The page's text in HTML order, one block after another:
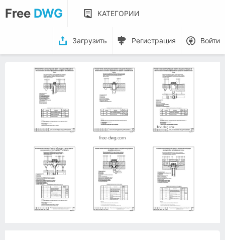
Free DWG КАТЕГОРИИ
Загрузить Регистрация Войти